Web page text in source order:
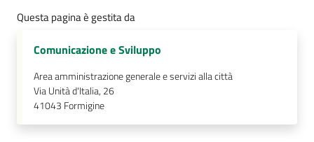
Questa pagina è gestita da
Comunicazione e Sviluppo
Area amministrazione generale e servizi alla città
Via Unità d'Italia, 26
41043 Formigine